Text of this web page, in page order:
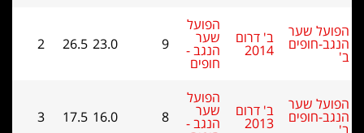
שער
חופים ב' דרום
2014
הפועל
שער
הנגב - 9
26.5
2
שער
חופים ב' דרום
2013
הפועל
שער
הנגב - 8
17.5
3